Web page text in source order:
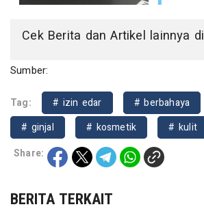
Cek Berita dan Artikel lainnya di
Sumber:
Tag: # izin edar # berbahaya
# ginjal
# kosmetik
# kulit
Share:
BERITA TERKAIT